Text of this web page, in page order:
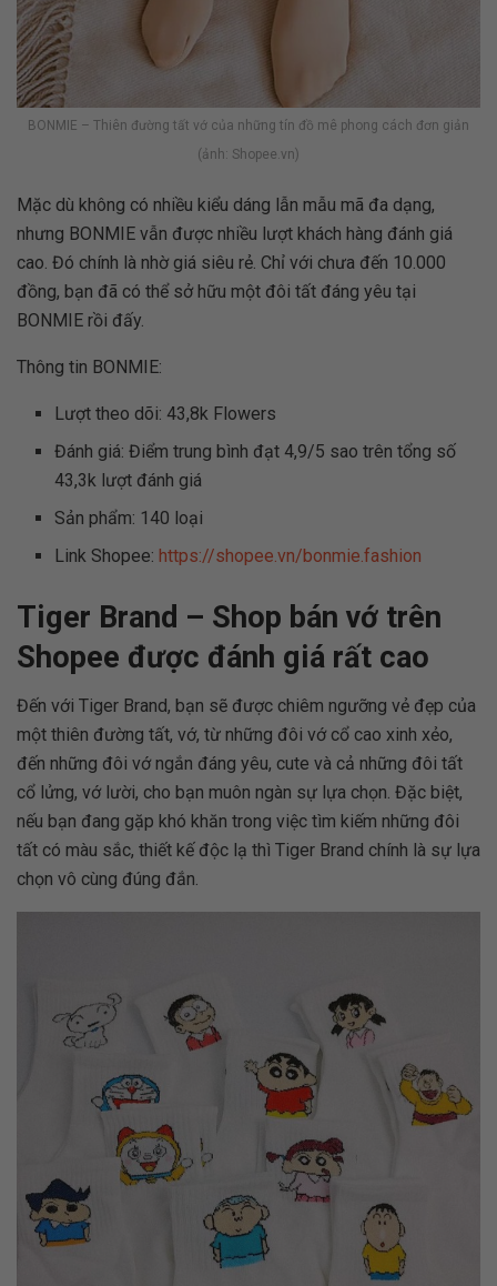
BONMIE – Thiên đường tất vớ của những tín đồ mê phong cách đơn giản
(ảnh: Shopee.vn)
Mặc dù không có nhiều kiểu dáng lẫn mẫu mã đa dạng,
nhưng BONMIE vẫn được nhiều lượt khách hàng đánh giá
cao. Đó chính là nhờ giá siêu rẻ. Chỉ với chưa đến 10.000
đồng, bạn đã có thể sở hữu một đôi tất đáng yêu tại
BONMIE rồi đấy.
Thông tin BONMIE:
Lượt theo dõi: 43,8k Flowers
Đánh giá: Điểm trung bình đạt 4,9/5 sao trên tổng số
43,3k lượt đánh giá
Sản phẩm: 140 loại
Link Shopee:https://shopee.vn/bonmie.fashion
Tiger Brand – Shop bán vớ trên
Shopee được đánh giá rất cao
Đến với Tiger Brand, bạn sẽ được chiêm ngưỡng vẻ đẹp của
một thiên đường tất, vớ, từ những đôi vớ cổ cao xinh xẻo,
đến những đôi vớ ngắn đáng yêu, cute và cả những đôi tất
cổ lửng, vớ lười, cho bạn muôn ngàn sự lựa chọn. Đặc biệt,
nếu bạn đang gặp khó khăn trong việc tìm kiếm những đôi
tất có màu sắc, thiết kế độc lạ thì Tiger Brand chính là sự lựa
chọn vô cùng đúng đắn.